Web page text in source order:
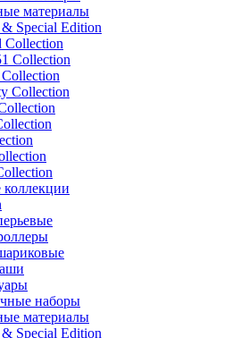
материалы
Special Edition
Collection
Collection
Collection
наборы
материалы
Special Edition